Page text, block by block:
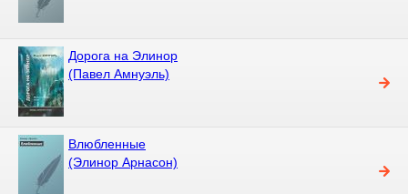
Дорога на Элинор
(Павел Амнуэль)
Влюбленные
(Элинор Арнасон)